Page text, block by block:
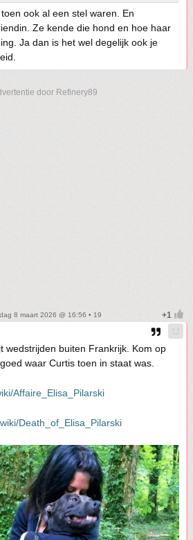
ook al een stel waren. En
Ze kende die hond en hoe haar
Ja dan is het wel degelijk ook je
door Refinery89
8 maart 2026 @ 16:56 • 19
wedstrijden buiten Frankrijk. Kom op
waar Curtis toen in staat was.
Affaire_Elisa_Pilarski
Death_of_Elisa_Pilarski